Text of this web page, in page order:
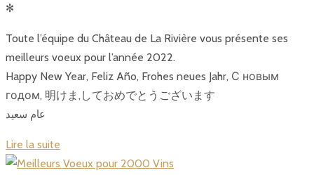
✻
Toute l’équipe du Château de La Rivière vous présente ses
meilleurs voeux pour l’année 2022.
Happy New Year, Feliz Año, Frohes neues Jahr, С новым
годом, 明けま,しておめでとうございます
عام سعيد
Lire la suite